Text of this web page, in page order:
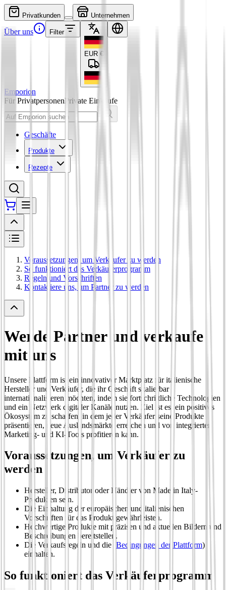
Privatkunden Unternehmen
Über uns Filter
EUR €
Emporion
Für PrivatpersonenPrivate Einkäufe
Geschäfte
Produkte
Rezepte
Voraussetzungen, um Verkäufer zu werden
So funktioniert das Verkäuferprogramm
Regeln und Vorschriften
Kontaktiere uns, um Partner zu werden
Werde Partner und verkaufe
mit uns
Unsere Plattform ist ein innovativer Marktplatz für italienische
Hersteller und Verkäufer, die ihr Geschäft skalierbar
internationalisieren möchten, indem sie fortschrittliche Technologien
und ein Netzwerk digitaler Kanäle nutzen. Ziel ist es, ein positives
Ökosystem zu schaffen, in dem jeder Verkäufer seine Produkte
präsentieren, neue Auslandsmärkte erreichen und von integrierten
Marketing- und KI-Tools profitieren kann.
Voraussetzungen, um Verkäufer zu
werden
Hersteller, Distributor oder Händler von Made in Italy-
Produkten sein.
Die Einhaltung der europäischen und italienischen
Vorschriften für das Produkt gewährleisten.
Hochwertige Produkte mit präzisen und aktuellen Bildern und
Beschreibungen bereitstellen.
Die Verkaufsregeln und die ( Bedingungen der Plattform)
einhalten.
So funktioniert das Verkäuferprogramm